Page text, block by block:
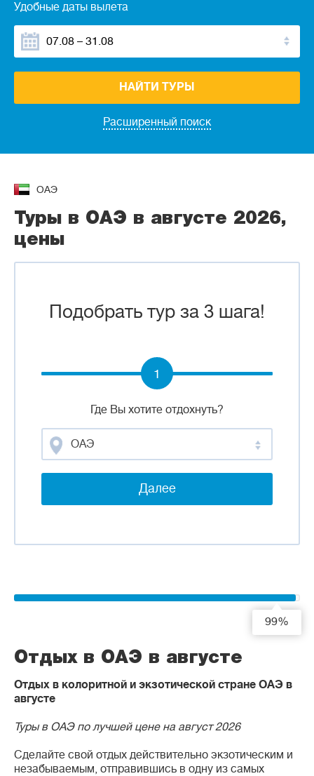
Удобные даты вылета
Расширенный поиск
НАЙТИ ТУРЫ
ОАЭ
Туры в ОАЭ в августе 2026,
цены
Подобрать тур за 3 шага!
Где Вы хотите отдохнуть?
ОАЭ
Далее
1
99%
Отдых в ОАЭ в августе
Отдых в колоритной и экзотической стране ОАЭ в
августе
Туры в ОАЭ по лучшей цене на август 2026
Сделайте свой отдых действительно экзотическим и
незабываемым, отправившись в одну из самых